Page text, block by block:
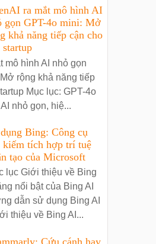
ra mắt mô hình AI
gọn GPT-4o mini: Mở
khả năng tiếp cận cho
startup
mô hình AI nhỏ gọn
rộng khả năng tiếp
Mục lục: GPT-4o
nhỏ gọn, hiệ...
Bing: Công cụ
kiếm tích hợp trí tuệ
tạo của Microsoft
lục Giới thiệu về Bing
nổi bật của Bing AI
dẫn sử dụng Bing AI
thiệu về Bing AI...
Cứu cánh hay